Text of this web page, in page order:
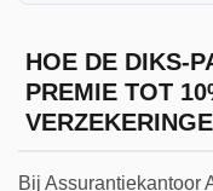
HOE DE DIKS-
PREMIE TOT
Bij Assurantiekantoor